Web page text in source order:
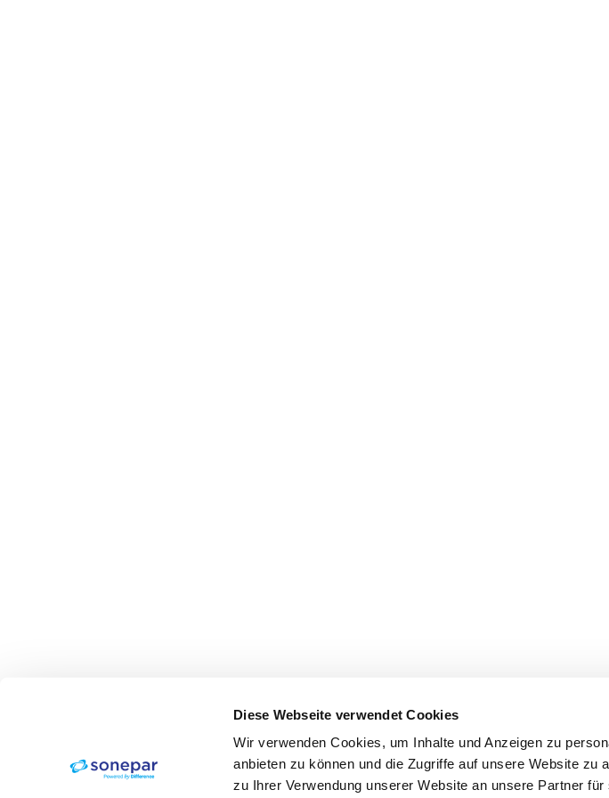
Diese Webseite verwendet Cookies
Wir verwenden Cookies, um Inhalte und Anzeigen zu
anbieten zu können und die Zugriffe auf unsere Website zu
zu Ihrer Verwendung unserer Website an unsere Partner